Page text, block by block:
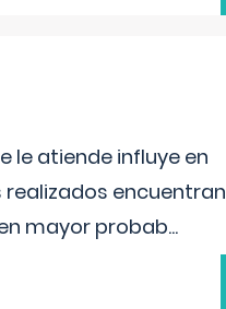
le atiende influye en
encuentran
mayor probab...